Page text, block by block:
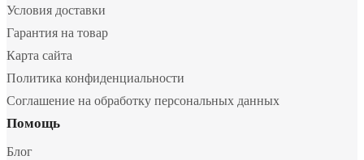
Условия доставки
Гарантия на товар
Карта сайта
Политика конфиденциальности
Соглашение на обработку персональных данных
Помощь
Блог